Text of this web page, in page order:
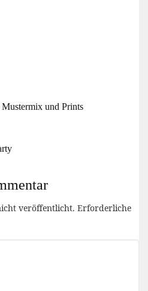
und Prints
veröffentlicht. Erforderliche